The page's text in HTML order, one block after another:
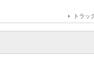
トラ